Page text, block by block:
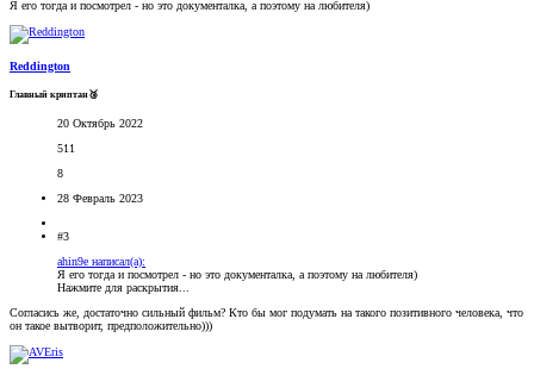
Я его тогда и посмотрел - но это документалка, а поэтому на любителя)
Reddington
Главный криптан🥉
20 Октябрь 2022
511
8
28 Февраль 2023
#3
ahin9e написал(а):
Я его тогда и посмотрел - но это документалка, а поэтому на любителя)
Нажмите для раскрытия...
Согласись же, достаточно сильный фильм? Кто бы мог подумать на такого позитивного человека, что
он такое вытворит, предположительно)))